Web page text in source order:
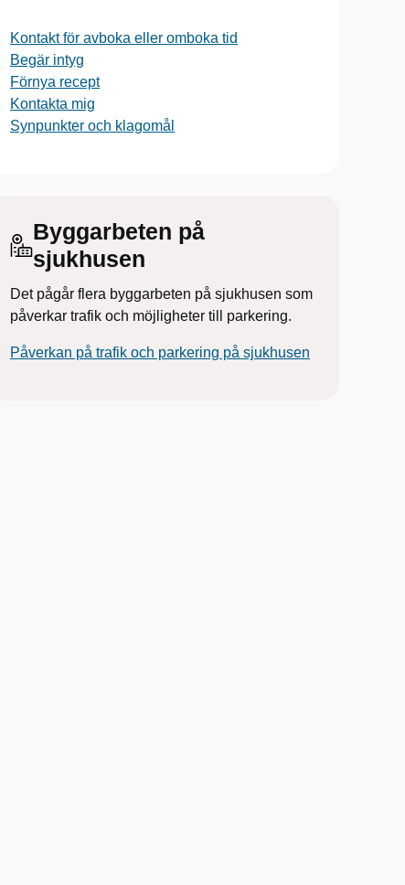
Kontakt för avboka eller omboka tid
Begär intyg
Förnya recept
Kontakta mig
Synpunkter och klagomål
Byggarbeten på
sjukhusen
Det pågår flera byggarbeten på sjukhusen som
påverkar trafik och möjligheter till parkering.
Påverkan på trafik och parkering på sjukhusen